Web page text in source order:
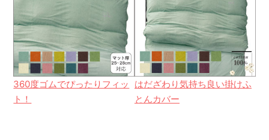
360度ゴムでぴったりフィッ
ト！
はだざわり気持ち良い掛けふ
とんカバー